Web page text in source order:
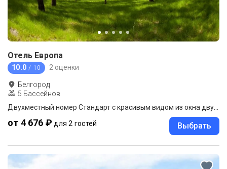
Отель Европа
10.0 / 10 2 оценки
Белгород
5 Бассейнов
от 4 676 ₽ для 2 гостей Выбрать